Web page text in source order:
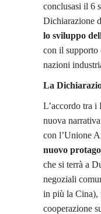
conclusasi il 6
Dichiarazione
lo sviluppo
con il supporto
nazioni
La
L’accordo tra i
nuova
con l’Unione
nuovo
che si terrà a
negoziali
in più la Cina),
cooperazione